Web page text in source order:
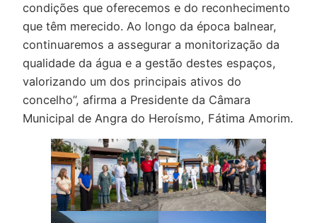
condições que oferecemos e do reconhecimento
que têm merecido. Ao longo da época balnear,
continuaremos a assegurar a monitorização da
qualidade da água e a gestão destes espaços,
valorizando um dos principais ativos do
concelho”, afirma a Presidente da Câmara
Municipal de Angra do Heroísmo, Fátima Amorim.